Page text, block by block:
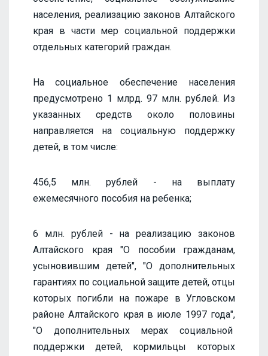
населения, реализацию законов Алтайского
края в части мер социальной поддержки
отдельных категорий граждан.
На социальное обеспечение населения
предусмотрено 1 млрд. 97 млн. рублей. Из
указанных средств около половины
направляется на социальную поддержку
детей, в том числе:
456,5 млн. рублей - на выплату
ежемесячного пособия на ребенка;
6 млн. рублей - на реализацию законов
Алтайского края "О пособии гражданам,
усыновившим детей", "О дополнительных
гарантиях по социальной защите детей, отцы
которых погибли на пожаре в Угловском
районе Алтайского края в июле 1997 года",
"О дополнительных мерах социальной
поддержки детей, кормильцы которых